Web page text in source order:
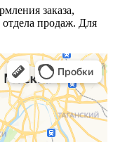
заказа,
продаж. Для